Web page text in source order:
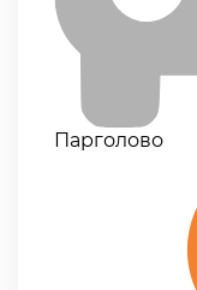
Парголово